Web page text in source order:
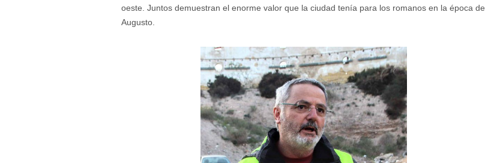
oeste. Juntos demuestran el enorme valor que la ciudad tenía para los romanos en la época de
Augusto.